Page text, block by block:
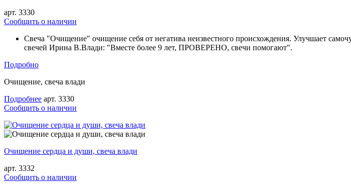
арт. 3330
Cообщить о наличии
Свеча "Очищение" очищение себя от негатива неизвестного происхождения. Улучшает
свечей Ирина В.Влади: "Вместе более 9 лет, ПРОВЕРЕНО, свечи помогают".
Подробно
Очищение, свеча влади
Подробнее арт. 3330
Cообщить о наличии
Очищение сердца и души, свеча влади
арт. 3332
Cообщить о наличии